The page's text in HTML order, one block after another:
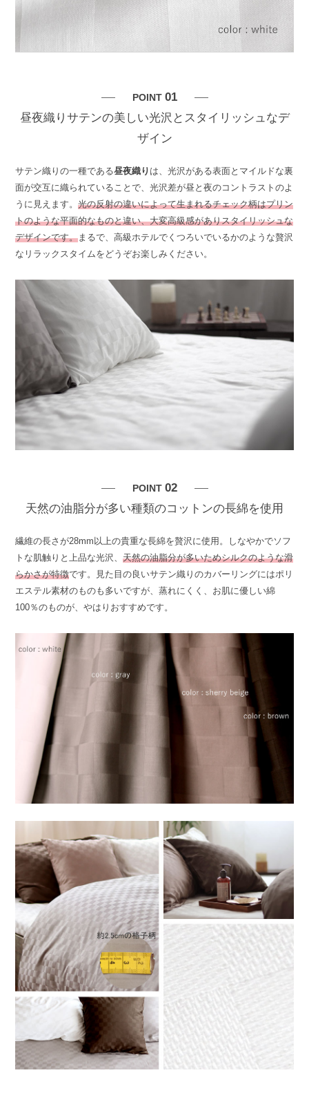
POINT 01
昼夜織りサテンの美しい光沢とスタイリッシュなデ
ザイン
サテン織りの一種である昼夜織り は、光沢がある表面とマイルドな裏
面が交互に織られていることで、光沢差が昼と夜のコントラストのよ
うに見えます。光の反射の違いによって生まれるチェック柄はプリン
トのような平面的なものと違い、大変高級感がありスタイリッシュな
デザインです。まるで、高級ホテルでくつろいでいるかのような贅沢
なリラックスタイムをどうぞお楽しみください。
POINT 02
天然の油脂分が多い種類のコットンの長綿を使用
繊維の長さが28mm以上の貴重な長綿を贅沢に使用。しなやかでソフ
トな肌触りと上品な光沢、天然の油脂分が多いためシルクのような滑
らかさが特徴です。見た目の良いサテン織りのカバーリングにはポリ
エステル素材のものも多いですが、蒸れにくく、お肌に優しい綿
100％のものが、やはりおすすめです。